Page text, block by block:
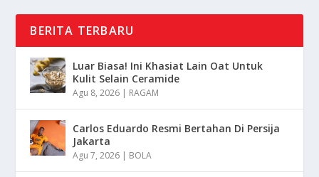
BERITA TERBARU
Luar Biasa! Ini Khasiat Lain Oat Untuk
Kulit Selain Ceramide
Agu 8, 2026 | RAGAM
Carlos Eduardo Resmi Bertahan Di Persija
Jakarta
Agu 7, 2026 | BOLA